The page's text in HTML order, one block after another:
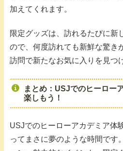
加えてくれます。
限定グッズは、訪れるたびに新
ので、何度訪れても新鮮な驚き
訪問で新たなお気に入りを見つ
まとめ：USJでのヒーロー
楽しもう！
USJでのヒーローアカデミア体
ってまさに夢のような時間です